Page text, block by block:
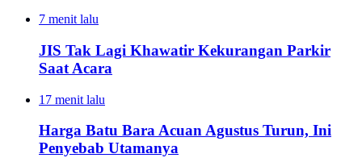
7 menit lalu
JIS Tak Lagi Khawatir Kekurangan Parkir
Saat Acara
17 menit lalu
Harga Batu Bara Acuan Agustus Turun, Ini
Penyebab Utamanya